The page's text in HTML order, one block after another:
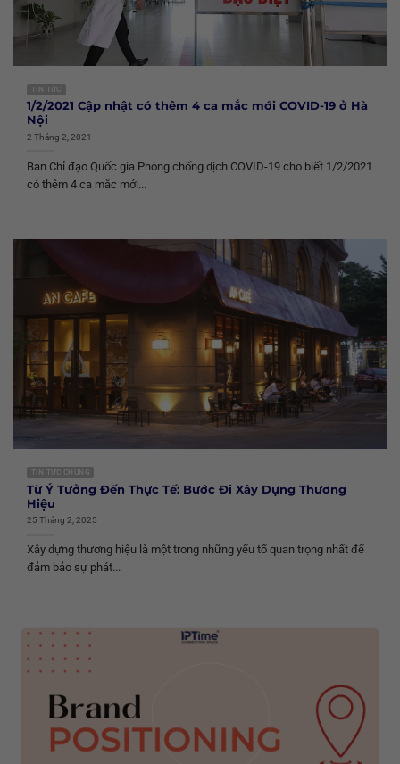
TIN TỨC
1/2/2021 Cập nhật có thêm 4 ca mắc mới COVID-19 ở Hà
Nội
2 Tháng 2, 2021
Ban Chỉ đạo Quốc gia Phòng chống dịch COVID-19 cho biết 1/2/2021
có thêm 4 ca mắc mới...
TIN TỨC CHUNG
Từ Ý Tưởng Đến Thực Tế: Bước Đi Xây Dựng Thương
Hiệu
25 Tháng 2, 2025
Xây dựng thương hiệu là một trong những yếu tố quan trọng nhất để
đảm bảo sự phát...